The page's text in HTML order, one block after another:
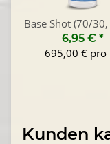
Base Shot (70/
6,95 € *
695,00 € pro
Kunden